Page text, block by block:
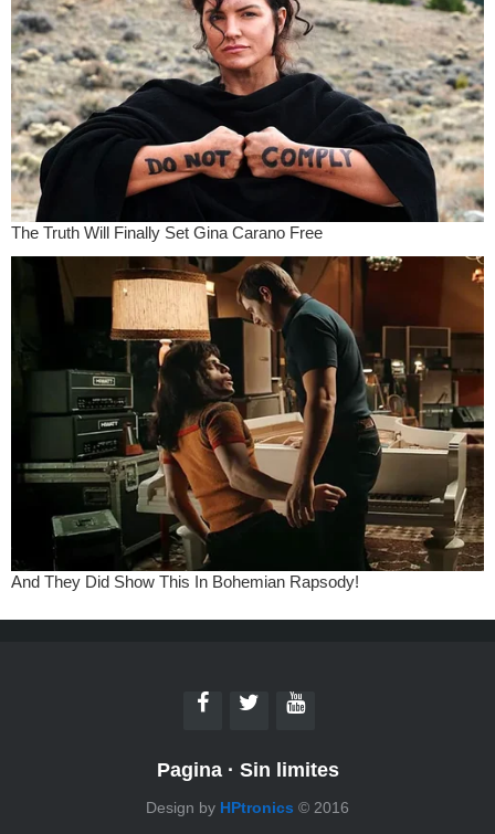
Pagina· Sin limites
Design by HPtronics © 2016